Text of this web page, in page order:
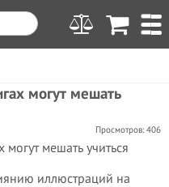
могут мешать
Просмотров: 406
иллюстраций на